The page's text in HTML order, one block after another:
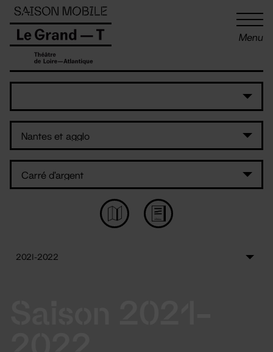
Menu
Panneau de gestion des cookies